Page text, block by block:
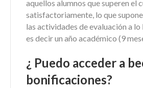
aquellos alumnos que superen el
satisfactoriamente, lo que
las actividades de evaluación a
es decir un año académico (9
¿ Puedo acceder a
bonificaciones?